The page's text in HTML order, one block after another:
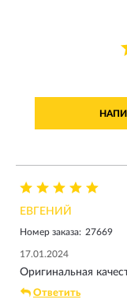
ЕВГЕНИЙ
Номер заказа: 27669
17.01.2024
Оригинальная
Ответить